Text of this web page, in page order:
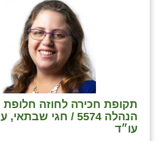
תקופת חכירה לחוזה
הנהלה 5574 / חגי
עו״ד
כפר מע״ש
כפר מרדכי